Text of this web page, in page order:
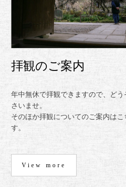
拝観のご案内
年中無休で拝観できますので、ど
さいませ。
そのほか拝観についてのご案内は
す。
View more